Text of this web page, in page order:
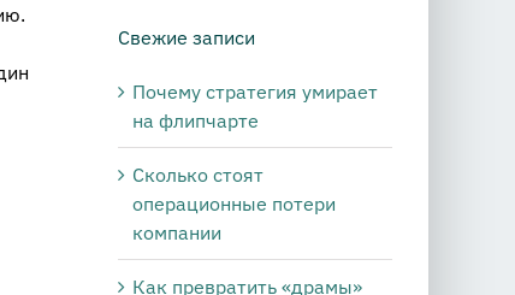
тематики:
Свежие записи
Почему стратегия умирает
на флипчарте
Сколько стоят
операционные потери
компании
Как превратить «драмы»